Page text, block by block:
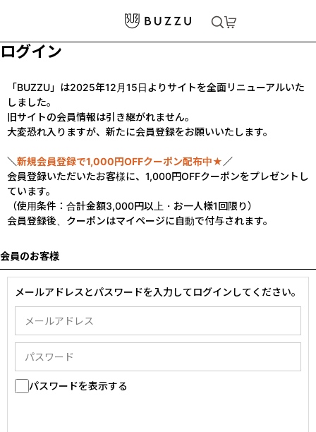
ログイン
「BUZZU」は2025年12月15日よりサイトを全面リニューアルいた
しました。
旧サイトの会員情報は引き継がれません。
大変恐れ入りますが、新たに会員登録をお願いいたします。
＼新規会員登録で1,000円OFFクーポン配布中★ ／
会員登録いただいたお客様に、1,000円OFFクーポンをプレゼントし
ています。
（使用条件：合計金額3,000円以上・お一人様1回限り）
会員登録後、クーポンはマイページに自動で付与されます。
会員のお客様
メールアドレスとパスワードを入力してログインしてください。
パスワードを表示する